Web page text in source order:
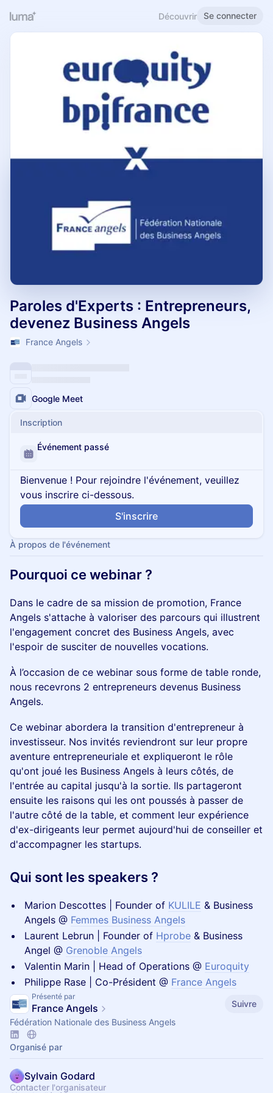
Découvrir Se connecter
Paroles d'Experts : Entrepreneurs,
devenez Business Angels
France Angels
Google Meet
Inscription
Événement passé
Bienvenue ! Pour rejoindre l'événement, veuillez
vous inscrire ci-dessous.
S'inscrire
À propos de l'événement
Pourquoi ce webinar ?
Dans le cadre de sa mission de promotion, France
Angels s'attache à valoriser des parcours qui illustrent
l'engagement concret des Business Angels, avec
l'espoir de susciter de nouvelles vocations.
À l’occasion de ce webinar sous forme de table ronde,
nous recevrons 2 entrepreneurs devenus Business
Angels.
Ce webinar abordera la transition d'entrepreneur à
investisseur. Nos invités reviendront sur leur propre
aventure entrepreneuriale et expliqueront le rôle
qu'ont joué les Business Angels à leurs côtés, de
l'entrée au capital jusqu'à la sortie. Ils partageront
ensuite les raisons qui les ont poussés à passer de
l'autre côté de la table, et comment leur expérience
d'ex-dirigeants leur permet aujourd'hui de conseiller et
d'accompagner les startups.
Qui sont les speakers ?
Marion Descottes | Founder of KULILE & Business
Angels @ Femmes Business Angels
Laurent Lebrun | Founder of Hprobe & Business
Angel @ Grenoble Angels
Valentin Marin | Head of Operations @ Euroquity
Philippe Rase | Co-Président @ France Angels
Présenté par
France Angels
Suivre
Fédération Nationale des Business Angels
Organisé par
Sylvain Godard
Contacter l'organisateur